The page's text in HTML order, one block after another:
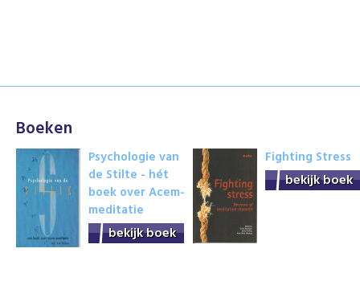
Boeken
Psychologie van
de Stilte - hét
boek over Acem-
meditatie
bekijk boek
Fighting Stress
bekijk boek